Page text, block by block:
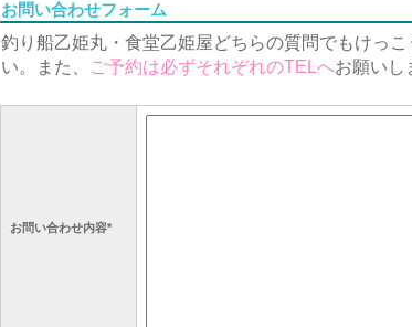
お問い合わせフォーム
釣り船乙姫丸・食堂乙姫屋どちらの質問でもけっ
い。また、
ご予約は必ずそれぞれのTELへお願いし
お問い合わせ内容*